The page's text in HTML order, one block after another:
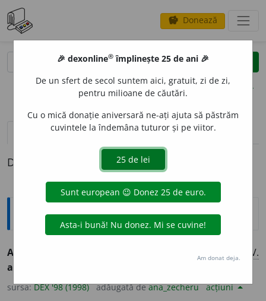
savings Donează
clear
opțiuni
definiții (1) pronunțievolume_up (50)
Definiția cu ID-ul 29790:
Explicative DEX
ANGAJ
V.
angaja.
sursa:DEX '98 (1998) adăugată deana_zecheru acțiuni
🎉 dexonline® împlinește 25 de ani 🎉
De un sfert de secol suntem aici, gratuit, zi de zi,
pentru milioane de căutări.
Cu o mică donație aniversară ne-ați ajuta să păstrăm
cuvintele la îndemâna tuturor și pe viitor.
Am donat deja.